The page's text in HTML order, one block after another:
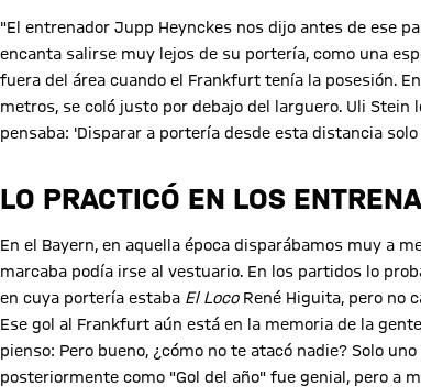
"El entrenador Jupp Heynckes nos dijo antes de ese
encanta salirse muy lejos de su portería, como una
fuera del área cuando el Frankfurt tenía la posesión.
metros, se coló justo por debajo del larguero. Uli Stein
pensaba: 'Disparar a portería desde esta distancia solo
LO PRACTICÓ EN LOS
En el Bayern, en aquella época disparábamos muy a
marcaba podía irse al vestuario. En los partidos lo
en cuya portería estaba El LocoRené Higuita, pero no
Ese gol al Frankfurt aún está en la memoria de la
pienso: Pero bueno, ¿cómo no te atacó nadie? Solo
posteriormente como "Gol del año" fue genial, pero a